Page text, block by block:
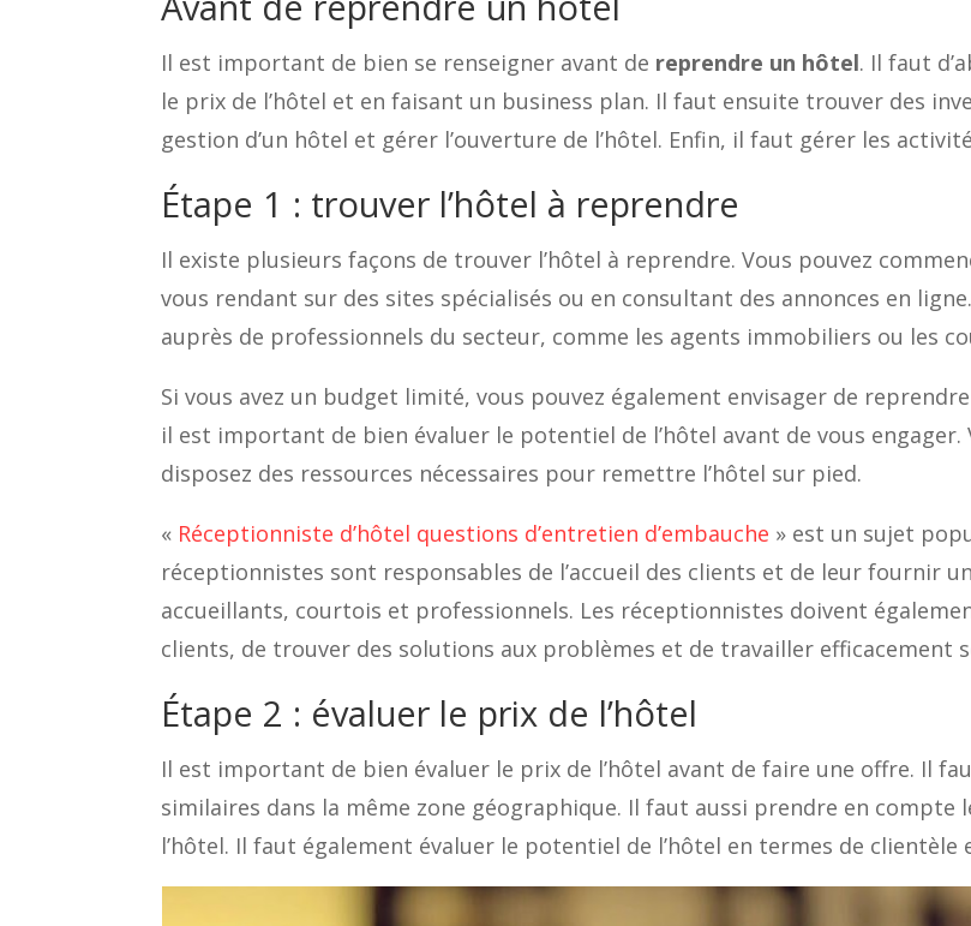
Il est important de bien se renseigner avant de reprendre un hôtel. Il faut
le prix de l’hôtel et en faisant un business plan. Il faut ensuite trouver des
gestion d’un hôtel et gérer l’ouverture de l’hôtel. Enfin, il faut gérer les
Étape 1 : trouver l’hôtel à reprendre
Il existe plusieurs façons de trouver l’hôtel à reprendre. Vous pouvez
vous rendant sur des sites spécialisés ou en consultant des annonces en
auprès de professionnels du secteur, comme les agents immobiliers ou les
Si vous avez un budget limité, vous pouvez également envisager de
il est important de bien évaluer le potentiel de l’hôtel avant de vous engager.
disposez des ressources nécessaires pour remettre l’hôtel sur pied.
« Réceptionniste d’hôtel questions d’entretien d’embauche » est un sujet
réceptionnistes sont responsables de l’accueil des clients et de leur fournir
accueillants, courtois et professionnels. Les réceptionnistes doivent
clients, de trouver des solutions aux problèmes et de travailler efficacement
Étape 2 : évaluer le prix de l’hôtel
Il est important de bien évaluer le prix de l’hôtel avant de faire une offre. Il
similaires dans la même zone géographique. Il faut aussi prendre en compte
l’hôtel. Il faut également évaluer le potentiel de l’hôtel en termes de clientèle